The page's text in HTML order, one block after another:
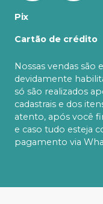
Pix
Cartão de crédito
Nossas vendas são
devidamente
só são realizados
cadastrais e dos
atento, após você
e caso tudo esteja
pagamento via